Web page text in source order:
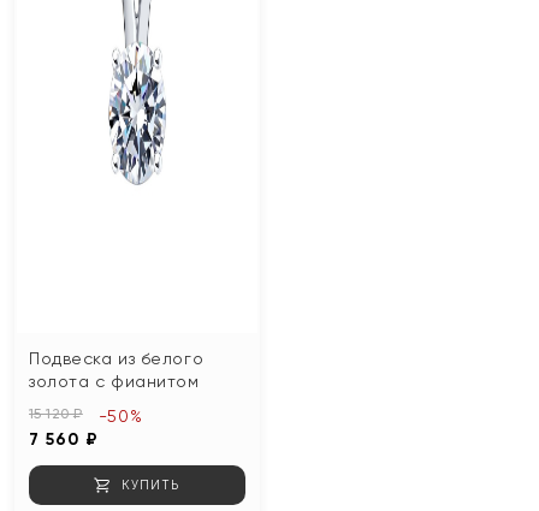
Подвеска из белого
золота с фианитом
15 120 ₽
7 560 ₽
-50%
КУПИТЬ